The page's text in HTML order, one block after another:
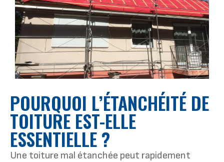
POURQUOI L’ÉTANCHÉITÉ DE
TOITURE EST-ELLE
ESSENTIELLE ?
Une toiture mal étanchée peut rapidement